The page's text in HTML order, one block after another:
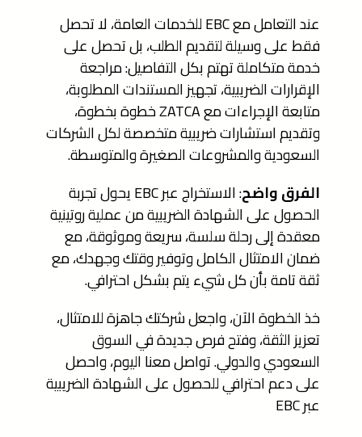
عند التعامل مع EBC للخدمات العامة، لا تحصل
فقط على وسيلة لتقديم الطلب، بل تحصل على
خدمة متكاملة تهتم بكل التفاصيل: مراجعة
الإقرارات الضريبية، تجهيز المستندات المطلوبة،
متابعة الإجراءات مع ZATCA خطوة بخطوة،
وتقديم استشارات ضريبية متخصصة لكل الشركات
السعودية والمشروعات الصغيرة والمتوسطة.
الفرق واضح
: الاستخراج عبر EBC يحول تجربة
الحصول على الشهادة الضريبية من عملية روتينية
معقدة إلى رحلة سلسة، سريعة وموثوقة، مع
ضمان الامتثال الكامل وتوفير وقتك وجهدك، مع
ثقة تامة بأن كل شيء يتم بشكل احترافي.
خذ الخطوة الآن، واجعل شركتك جاهزة للامتثال،
تعزيز الثقة، وفتح فرص جديدة في السوق
السعودي والدولي. تواصل معنا اليوم، واحصل
على دعم احترافي للحصول على الشهادة الضريبية
عبر EBC